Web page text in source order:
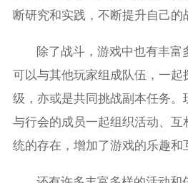
断研究和实践，不断提升自己的
除了战斗，游戏中也有丰富
可以与其他玩家组成队伍，一起
级，亦或是共同挑战副本任务。
与行会的成员一起组织活动、互
统的存在，增加了游戏的乐趣和